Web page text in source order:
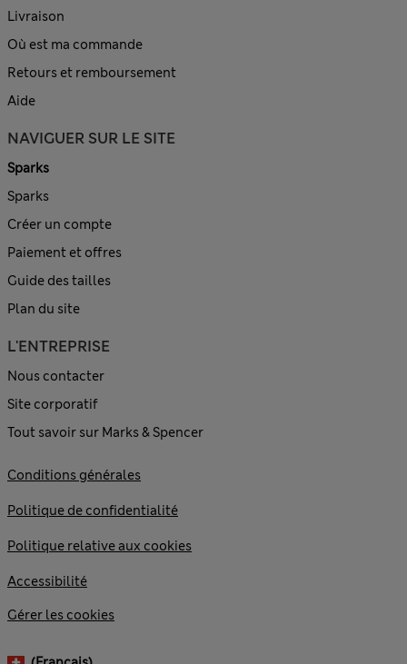
Livraison
Où est ma commande
Retours et remboursement
Aide
NAVIGUER SUR LE SITE
Sparks
Sparks
Créer un compte
Paiement et offres
Guide des tailles
Plan du site
L'ENTREPRISE
Nous contacter
Site corporatif
Tout savoir sur Marks & Spencer
Conditions générales
Politique de confidentialité
Politique relative aux cookies
Accessibilité
Gérer les cookies